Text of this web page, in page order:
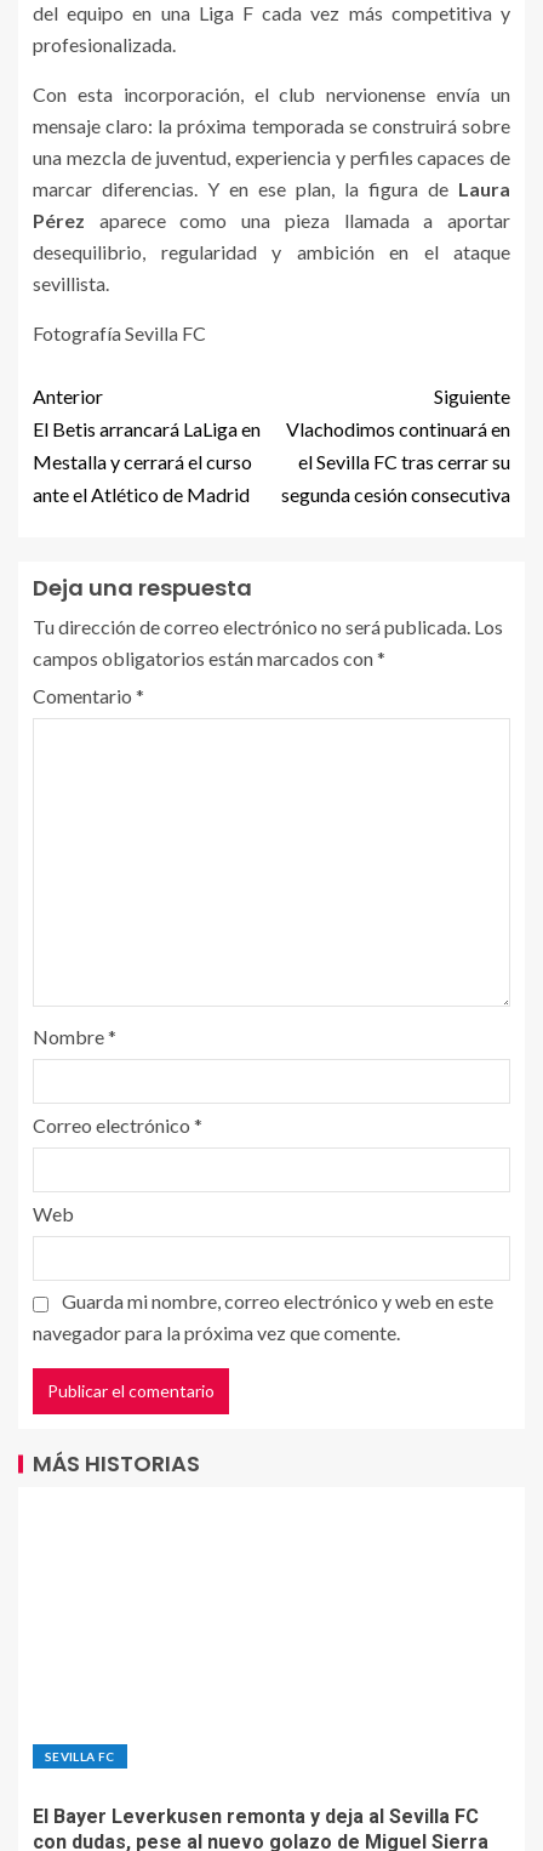
del equipo en una Liga F cada vez más competitiva y
profesionalizada.
Con esta incorporación, el club nervionense envía un
mensaje claro: la próxima temporada se construirá sobre
una mezcla de juventud, experiencia y perfiles capaces de
marcar diferencias. Y en ese plan, la figura de Laura
Pérez aparece como una pieza llamada a aportar
desequilibrio, regularidad y ambición en el ataque
sevillista.
Fotografía Sevilla FC
Anterior
El Betis arrancará LaLiga en
Mestalla y cerrará el curso
ante el Atlético de Madrid
Siguiente
Vlachodimos continuará en
el Sevilla FC tras cerrar su
segunda cesión consecutiva
Deja una respuesta
Tu dirección de correo electrónico no será publicada. Los
campos obligatorios están marcados con*
Comentario *
Nombre*
Correo electrónico *
Web
Guarda mi nombre, correo electrónico y web en este
navegador para la próxima vez que comente.
MÁS HISTORIAS
SEVILLA FC
El Bayer Leverkusen remonta y deja al Sevilla FC
con dudas, pese al nuevo golazo de Miguel Sierra